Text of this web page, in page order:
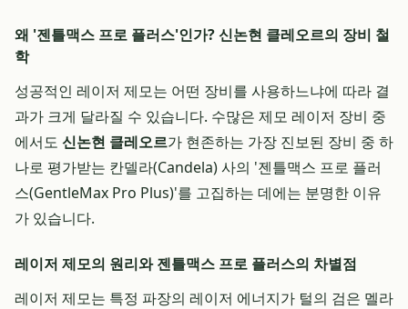
왜 '젠틀맥스 프로 플러스'인가? 신논현 클레오르의 장비 철
학
성공적인 레이저 제모는 어떤 장비를 사용하느냐에 따라 결
과가 크게 달라질 수 있습니다. 수많은 제모 레이저 장비 중
에서도 신논현 클레오르가 현존하는 가장 진보된 장비 중 하
나로 평가받는 칸델라(Candela) 사의 '젠틀맥스 프로 플러
스(GentleMax Pro Plus)'를 고집하는 데에는 분명한 이유
가 있습니다.
레이저 제모의 원리와 젠틀맥스 프로 플러스의 차별점
레이저 제모는 특정 파장의 레이저 에너지가 털의 검은 멜라